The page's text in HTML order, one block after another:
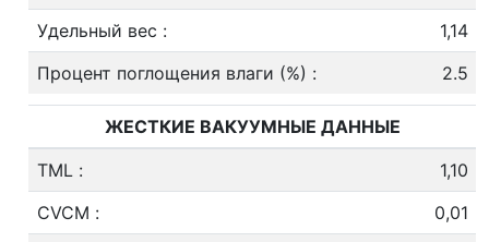
Удельный вес :
1,14
Процент поглощения влаги (%) : 2.5
ЖЕСТКИЕ ВАКУУМНЫЕ ДАННЫЕ
TML :
1,10
CVCM :
0,01